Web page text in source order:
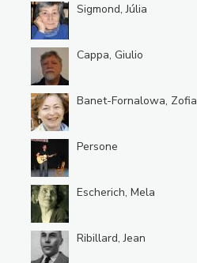
Sigmond, Júlia
Cappa, Giulio
Banet-Fornalowa, Zofia
Persone
Escherich, Mela
Ribillard, Jean